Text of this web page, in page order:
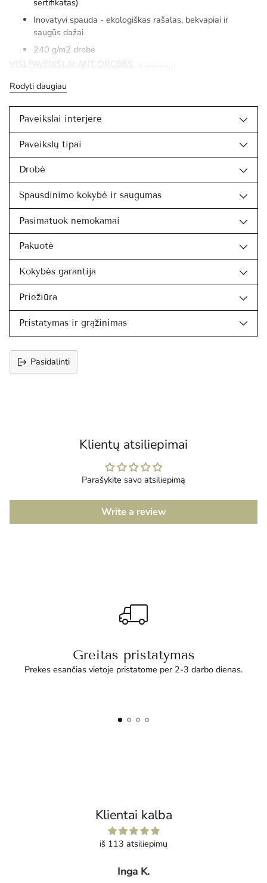
Inovatyvi spauda - ekologiškas rašalas, bekvapiai ir
saugūs dažai
240 g/m2 drobė
Paveikslas pilnai paruoštas kabinimui
VISI PAVEIKSLAI ANT DROBĖS
Rodyti daugiau
Paveikslai interjere
Paveikslų tipai
Drobė
Spausdinimo kokybė ir saugumas
Pasimatuok nemokamai
Pakuotė
Kokybės garantija
Priežiūra
Pristatymas ir grąžinimas
Pasidalinti
Klientų atsiliepimai
Parašykite savo atsiliepimą
Write a review
Greitas pristatymas
Prekes esančias vietoje pristatome per 2-3 darbo dienas.
Klientai kalba
iš 113 atsiliepimų
Inga K.